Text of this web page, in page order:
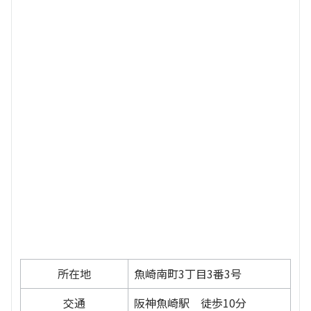
所在地
魚崎南町3丁目3番3号
交通
阪神魚崎駅 徒歩10分